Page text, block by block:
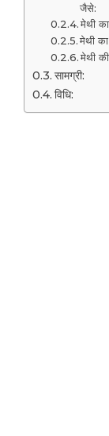
जैसे:
मेथी
मेथी
मेथी
सामग्री:
विधि: